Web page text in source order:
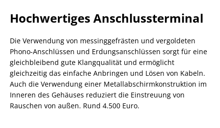
Hochwertiges Anschlussterminal
Die Verwendung von messinggefrästen und vergoldeten
Phono-Anschlüssen und Erdungsanschlüssen sorgt für eine
gleichbleibend gute Klangqualität und ermöglicht
gleichzeitig das einfache Anbringen und Lösen von Kabeln.
Auch die Verwendung einer Metallabschirmkonstruktion im
Inneren des Gehäuses reduziert die Einstreuung von
Rauschen von außen. Rund 4.500 Euro.